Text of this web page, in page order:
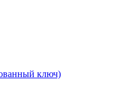
ключ)